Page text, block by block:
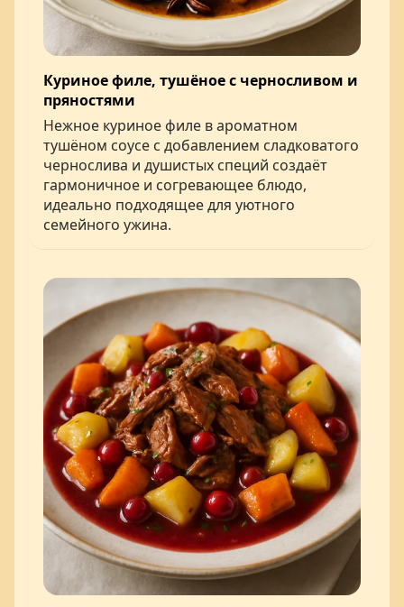
Куриное филе, тушёное с черносливом и
пряностями
Нежное куриное филе в ароматном
тушёном соусе с добавлением сладковатого
чернослива и душистых специй создаёт
гармоничное и согревающее блюдо,
идеально подходящее для уютного
семейного ужина.